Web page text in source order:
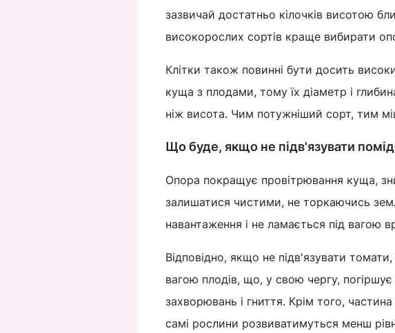
зазвичай достатньо кілочків висотою
високорослих сортів краще вибирати
Клітки також повинні бути досить
куща з плодами, тому їх діаметр і
ніж висота. Чим потужніший сорт, тим
Що буде, якщо не підв'язувати
Опора покращує провітрювання куща,
залишатися чистими, не торкаючись
навантаження і не ламається під вагою
Відповідно, якщо не підв'язувати
вагою плодів, що, у свою чергу,
захворювань і гниття. Крім того,
самі рослини розвиватимуться менш